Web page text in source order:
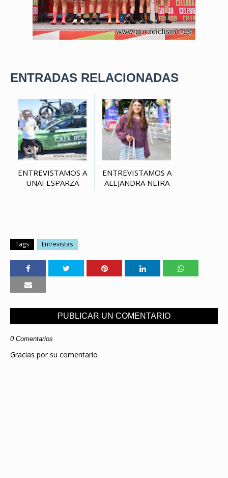
ENTRADAS RELACIONADAS
ENTREVISTAMOS A
UNAI ESPARZA
ENTREVISTAMOS A
ALEJANDRA NEIRA
Tags Entrevistas
PUBLICAR UN COMENTARIO
0 Comentarios
Gracias por su comentario